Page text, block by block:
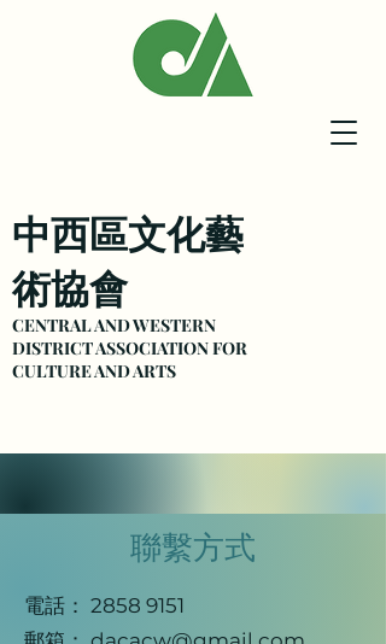
中西區文化藝
術協會
CENTRAL AND WESTERN
DISTRICT ASSOCIATION FOR
CULTUREAND ARTS
聯繫方式
電話： 2858 9151